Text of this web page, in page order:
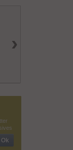
›